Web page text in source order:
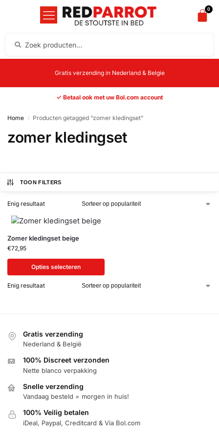
0
Gratis verzending in Nederland & Belgie
✓ Betaal ook met uw Bol.com account
Home / Producten getagged “zomer kledingset”
zomer kledingset
TOON FILTERS
Enig resultaat
Zomer kledingset beige
€72,95
Opties selecteren
Enig resultaat
Gratis verzending
Nederland & België
100% Discreet verzonden
Nette blanco verpakking
Snelle verzending
Vandaag besteld = morgen in huis!
100% Veilig betalen
iDeal, Paypal, Creditcard & Via Bol.com